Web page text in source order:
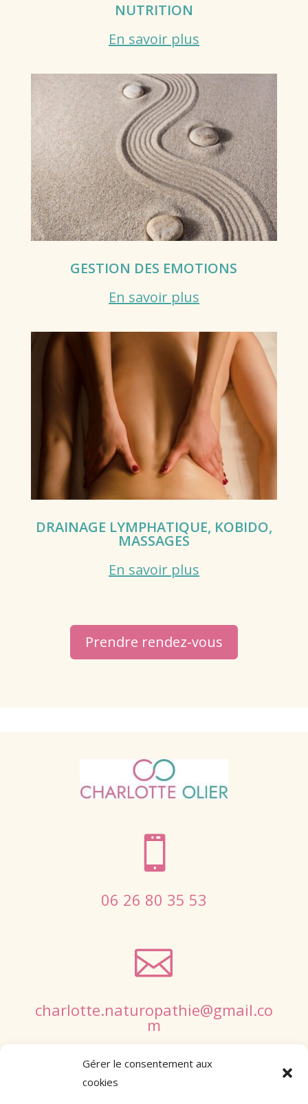
Gérer le consentement aux
cookies
NUTRITION
En savoir plus
GESTION DES EMOTIONS
En savoir plus
DRAINAGE LYMPHATIQUE, KOBIDO,
MASSAGES
En savoir plus
Prendre rendez-vous

06 26 80 35 53

charlotte.naturopathie@gmail.co
m